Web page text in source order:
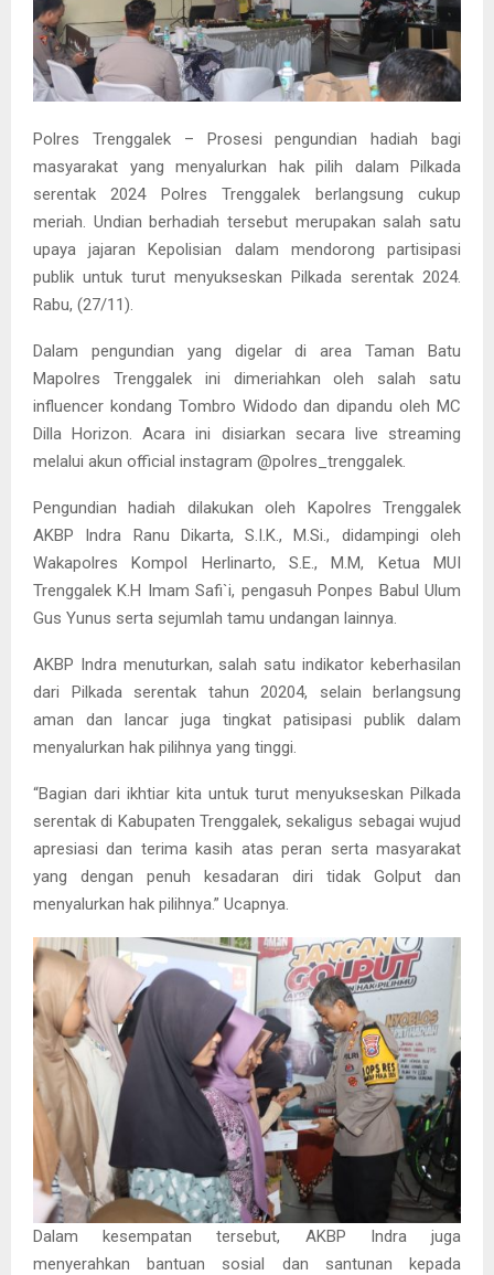
Polres Trenggalek – Prosesi pengundian hadiah bagi
masyarakat yang menyalurkan hak pilih dalam Pilkada
serentak 2024 Polres Trenggalek berlangsung cukup
meriah. Undian berhadiah tersebut merupakan salah satu
upaya jajaran Kepolisian dalam mendorong partisipasi
publik untuk turut menyukseskan Pilkada serentak 2024.
Rabu, (27/11).
Dalam pengundian yang digelar di area Taman Batu
Mapolres Trenggalek ini dimeriahkan oleh salah satu
influencer kondang Tombro Widodo dan dipandu oleh MC
Dilla Horizon. Acara ini disiarkan secara live streaming
melalui akun official instagram @polres_trenggalek.
Pengundian hadiah dilakukan oleh Kapolres Trenggalek
AKBP Indra Ranu Dikarta, S.I.K., M.Si., didampingi oleh
Wakapolres Kompol Herlinarto, S.E., M.M, Ketua MUI
Trenggalek K.H Imam Safi`i, pengasuh Ponpes Babul Ulum
Gus Yunus serta sejumlah tamu undangan lainnya.
AKBP Indra menuturkan, salah satu indikator keberhasilan
dari Pilkada serentak tahun 20204, selain berlangsung
aman dan lancar juga tingkat patisipasi publik dalam
menyalurkan hak pilihnya yang tinggi.
“Bagian dari ikhtiar kita untuk turut menyukseskan Pilkada
serentak di Kabupaten Trenggalek, sekaligus sebagai wujud
apresiasi dan terima kasih atas peran serta masyarakat
yang dengan penuh kesadaran diri tidak Golput dan
menyalurkan hak pilihnya.” Ucapnya.
Dalam kesempatan tersebut, AKBP Indra juga
menyerahkan bantuan sosial dan santunan kepada